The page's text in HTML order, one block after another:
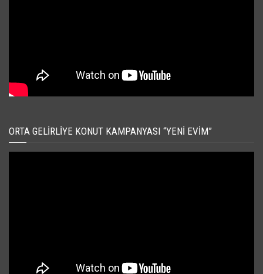
ORTA GELIRLIYE KONUT KAMPANYASI “YENI EVIM”